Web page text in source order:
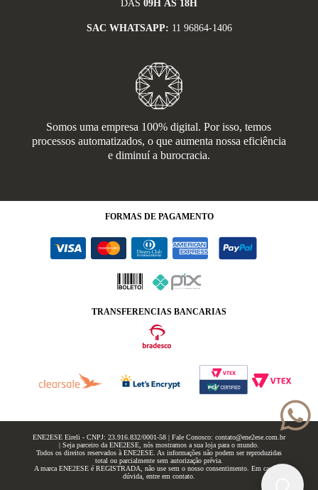
DAS 09H ÀS 18H
SAC WHATSAPP: 11 96864-1406
Somos uma empresa 100% digital. Por isso, temos
processos automatizados, o que aumenta nossa eficiência
e diminuí a burocracia.
FORMAS DE PAGAMENTO
TRANSFERENCIAS BANCARIAS
ENE2ESE Eireli - CNPJ: 23.916.832/0001-58 | Fale Conosco: contato@ene2ese.com.br
| Seja parceiro da ENE2ESE, nós mostramos a sua loja para o mundo.
Todos os direitos reservados à ENE2ESE. As informações não podem ser reproduzidas
total ou parcialmente sem autorização prévia.
A marca ENE2ESE é REGISTRADA, não use sem o nosso consentimento. Em caso de
dúvida, entre em contato.